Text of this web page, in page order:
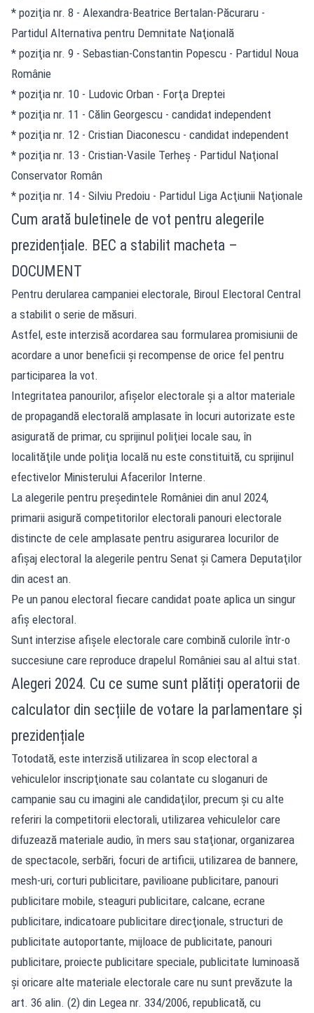
* poziţia nr. 8 - Alexandra-Beatrice Bertalan-Păcuraru -
Partidul Alternativa pentru Demnitate Naţională
* poziţia nr. 9 - Sebastian-Constantin Popescu - Partidul Noua
Românie
* poziţia nr. 10 - Ludovic Orban - Forţa Dreptei
* poziţia nr. 11 - Călin Georgescu - candidat independent
* poziţia nr. 12 - Cristian Diaconescu - candidat independent
* poziţia nr. 13 - Cristian-Vasile Terheş - Partidul Naţional
Conservator Român
* poziţia nr. 14 - Silviu Predoiu - Partidul Liga Acţiunii Naţionale
Cum arată buletinele de vot pentru alegerile
prezidențiale. BEC a stabilit macheta –
DOCUMENT
Pentru derularea campaniei electorale, Biroul Electoral Central
a stabilit o serie de măsuri.
Astfel, este interzisă acordarea sau formularea promisiunii de
acordare a unor beneficii şi recompense de orice fel pentru
participarea la vot.
Integritatea panourilor, afişelor electorale şi a altor materiale
de propagandă electorală amplasate în locuri autorizate este
asigurată de primar, cu sprijinul poliţiei locale sau, în
localităţile unde poliţia locală nu este constituită, cu sprijinul
efectivelor Ministerului Afacerilor Interne.
La alegerile pentru preşedintele României din anul 2024,
primarii asigură competitorilor electorali panouri electorale
distincte de cele amplasate pentru asigurarea locurilor de
afişaj electoral la alegerile pentru Senat şi Camera Deputaţilor
din acest an.
Pe un panou electoral fiecare candidat poate aplica un singur
afiş electoral.
Sunt interzise afişele electorale care combină culorile într-o
succesiune care reproduce drapelul României sau al altui stat.
Alegeri 2024. Cu ce sume sunt plătiți operatorii de
calculator din secțiile de votare la parlamentare și
prezidențiale
Totodată, este interzisă utilizarea în scop electoral a
vehiculelor inscripţionate sau colantate cu sloganuri de
campanie sau cu imagini ale candidaţilor, precum şi cu alte
referiri la competitorii electorali, utilizarea vehiculelor care
difuzează materiale audio, în mers sau staţionar, organizarea
de spectacole, serbări, focuri de artificii, utilizarea de bannere,
mesh-uri, corturi publicitare, pavilioane publicitare, panouri
publicitare mobile, steaguri publicitare, calcane, ecrane
publicitare, indicatoare publicitare direcţionale, structuri de
publicitate autoportante, mijloace de publicitate, panouri
publicitare, proiecte publicitare speciale, publicitate luminoasă
şi oricare alte materiale electorale care nu sunt prevăzute la
art. 36 alin. (2) din Legea nr. 334/2006, republicată, cu